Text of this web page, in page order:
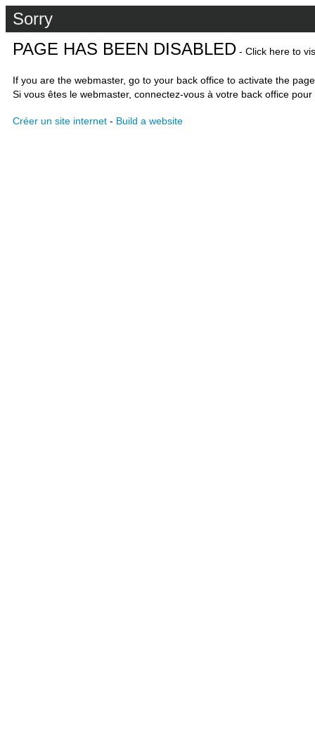
Sorry
PAGE HAS BEEN DISABLED - Click here to
If you are the webmaster, go to your back office to activate the
Si vous êtes le webmaster, connectez-vous à votre back office
Créer un site internet - Build a website